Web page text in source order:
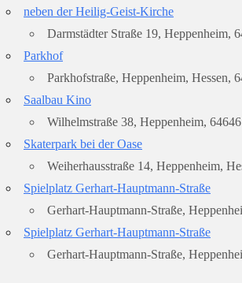
neben der Heilig-Geist-Kirche
Darmstädter Straße 19, Heppenheim,
Parkhof
Parkhofstraße, Heppenheim, Hessen,
Saalbau Kino
Wilhelmstraße 38, Heppenheim, 64646
Skaterpark bei der Oase
Weiherhausstraße 14, Heppenheim,
Spielplatz Gerhart-Hauptmann-Straße
Gerhart-Hauptmann-Straße,
Spielplatz Gerhart-Hauptmann-Straße
Gerhart-Hauptmann-Straße,